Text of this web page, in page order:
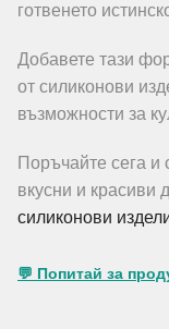
готвенето
Добавете тази
от силиконови
възможности за
Поръчайте сега
вкусни и красиви
силиконови
💬 Попитай за